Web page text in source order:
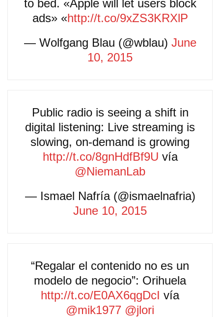
to bed. «Apple will let users block
ads» «http://t.co/9xZS3KRXlP
— Wolfgang Blau (@wblau) June
10, 2015
Public radio is seeing a shift in
digital listening: Live streaming is
slowing, on-demand is growing
http://t.co/8gnHdfBf9U vía
@NiemanLab
— Ismael Nafría (@ismaelnafria)
June 10, 2015
“Regalar el contenido no es un
modelo de negocio”: Orihuela
http://t.co/E0AX6qgDcI vía
@mik1977 @jlori